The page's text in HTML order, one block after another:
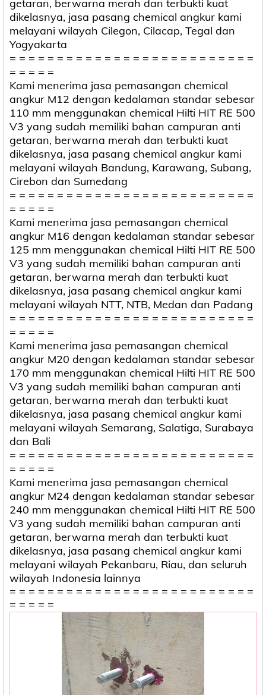
getaran, berwarna merah dan terbukti kuat
dikelasnya, jasa pasang chemical angkur kami
melayani wilayah Cilegon, Cilacap, Tegal dan
Yogyakarta
= = = = = = = = = = = = = = = = = = = = = = = = = =
= = = = =
Kami menerima jasa pemasangan chemical
angkur M12 dengan kedalaman standar sebesar
110 mm menggunakan chemical Hilti HIT RE 500
V3 yang sudah memiliki bahan campuran anti
getaran, berwarna merah dan terbukti kuat
dikelasnya, jasa pasang chemical angkur kami
melayani wilayah Bandung, Karawang, Subang,
Cirebon dan Sumedang
= = = = = = = = = = = = = = = = = = = = = = = = = =
= = = = =
Kami menerima jasa pemasangan chemical
angkur M16 dengan kedalaman standar sebesar
125 mm menggunakan chemical Hilti HIT RE 500
V3 yang sudah memiliki bahan campuran anti
getaran, berwarna merah dan terbukti kuat
dikelasnya, jasa pasang chemical angkur kami
melayani wilayah NTT, NTB, Medan dan Padang
= = = = = = = = = = = = = = = = = = = = = = = = = =
= = = = =
Kami menerima jasa pemasangan chemical
angkur M20 dengan kedalaman standar sebesar
170 mm menggunakan chemical Hilti HIT RE 500
V3 yang sudah memiliki bahan campuran anti
getaran, berwarna merah dan terbukti kuat
dikelasnya, jasa pasang chemical angkur kami
melayani wilayah Semarang, Salatiga, Surabaya
dan Bali
= = = = = = = = = = = = = = = = = = = = = = = = = =
= = = = =
Kami menerima jasa pemasangan chemical
angkur M24 dengan kedalaman standar sebesar
240 mm menggunakan chemical Hilti HIT RE 500
V3 yang sudah memiliki bahan campuran anti
getaran, berwarna merah dan terbukti kuat
dikelasnya, jasa pasang chemical angkur kami
melayani wilayah Pekanbaru, Riau, dan seluruh
wilayah Indonesia lainnya
= = = = = = = = = = = = = = = = = = = = = = = = = =
= = = = =